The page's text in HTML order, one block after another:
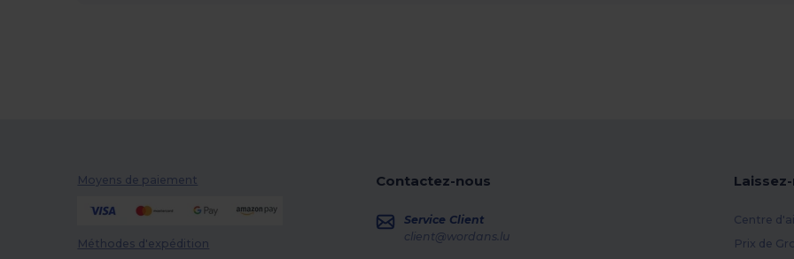
Moyens de paiement
Méthodes d'expédition
Contactez-nous
Service Client
client@wordans.lu
Centre
Prix de